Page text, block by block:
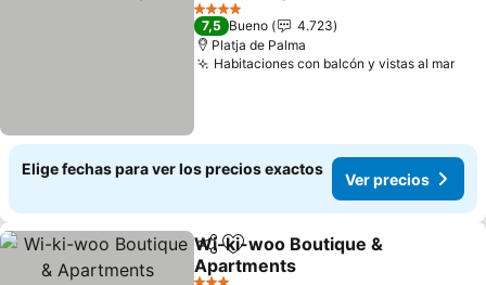
4 Estrellas
7,5 Bueno
4.723
Platja de Palma
Habitaciones con balcón y vistas al mar
Elige fechas para ver los precios exactos
Ver precios
CompartirAgregar a favoritos
Wi-ki-woo Boutique &
Apartments